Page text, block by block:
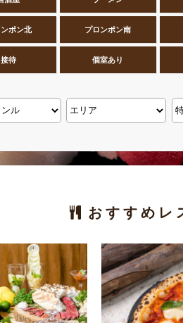
ポン北 プロンポン南
接待 個室あり
おすすめレ